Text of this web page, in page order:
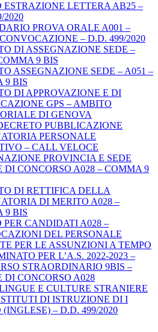
ESTRAZIONE LETTERA AB25 –
2020
PROVA ORALE A001 –
– D.D. 499/2020
DI ASSEGNAZIONE SEDE –
9 BIS
ASSEGNAZIONE SEDE – A051 –
9 BIS
DI APPROVAZIONE E DI
GPS – AMBITO
DI GENOVA
PUBBLICAZIONE
PERSONALE
– CALL VELOCE
PROVINCIA E SEDE
DI CONCORSO A028 – COMMA 9
DI RETTIFICA DELLA
DI MERITO A028 –
9 BIS
PER CANDIDATI A028 –
DEL PERSONALE
PER LE ASSUNZIONI A TEMPO
PER L’A.S. 2022-2023 –
STRAORDINARIO 9BIS –
DI CONCORSO A028
E CULTURE STRANIERE
DI ISTRUZIONE DI I
– D.D. 499/2020